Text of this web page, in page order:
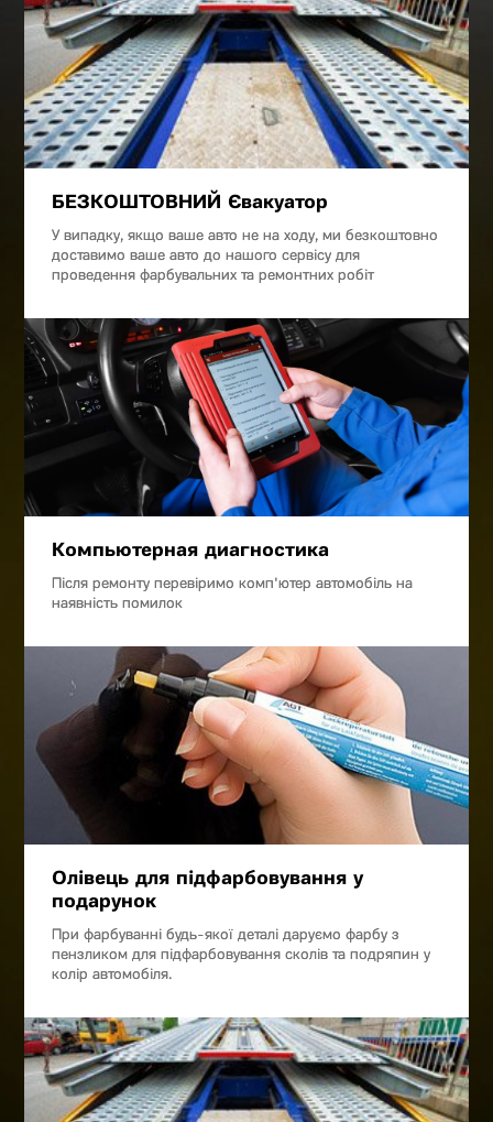
БЕЗКОШТОВНИЙ Євакуатор
У випадку, якщо ваше авто не на ходу, ми безкоштовно
доставимо ваше авто до нашого сервісу для
проведення фарбувальних та ремонтних робіт
Компьютерная диагностика
Після ремонту перевіримо комп'ютер автомобіль на
наявність помилок
Олівець для підфарбовування у
подарунок
При фарбуванні будь-якої деталі даруємо фарбу з
пензликом для підфарбовування сколів та подряпин у
колір автомобіля.